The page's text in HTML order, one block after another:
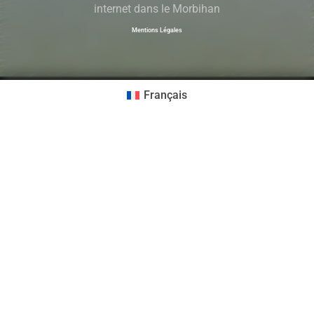
internet dans le Morbihan
Mentions Légales
Français